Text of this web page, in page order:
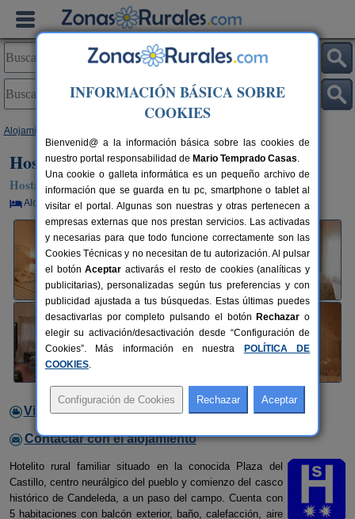
Alojamientos
Hostal Rural Luna
Hostal Rural en Candeleda (Ávila)
Alquiler por habitaciones 2-10 plazas 100 km de Ávila
Video
Contactar con el alojamiento
Hotelito rural familiar situado en la conocida Plaza del
Castillo, centro neurálgico del pueblo y comienzo del casco
histórico de Candeleda, a un paso del campo. Cuenta con
5 habitaciones con balcón exterior, baño, calefacción, aire
INFORMACIÓN BÁSICA SOBRE
COOKIES
Bienvenid@ a la información básica sobre las cookies de
nuestro portal responsabilidad de Mario Temprado Casas.
Una cookie o galleta informática es un pequeño archivo de
información que se guarda en tu pc, smartphone o tablet al
visitar el portal. Algunas son nuestras y otras pertenecen a
empresas externas que nos prestan servicios. Las activadas
y necesarias para que todo funcione correctamente son las
Cookies Técnicas y no necesitan de tu autorización. Al pulsar
el botónAceptar activarás el resto de cookies (analíticas y
publicitarias), personalizadas según tus preferencias y con
publicidad ajustada a tus búsquedas. Estas últimas puedes
desactivarlas por completo pulsando el botón Rechazar o
elegir su activación/desactivación desde “Configuración de
Cookies”. Más información en nuestra
POLÍTICA DE
COOKIES.